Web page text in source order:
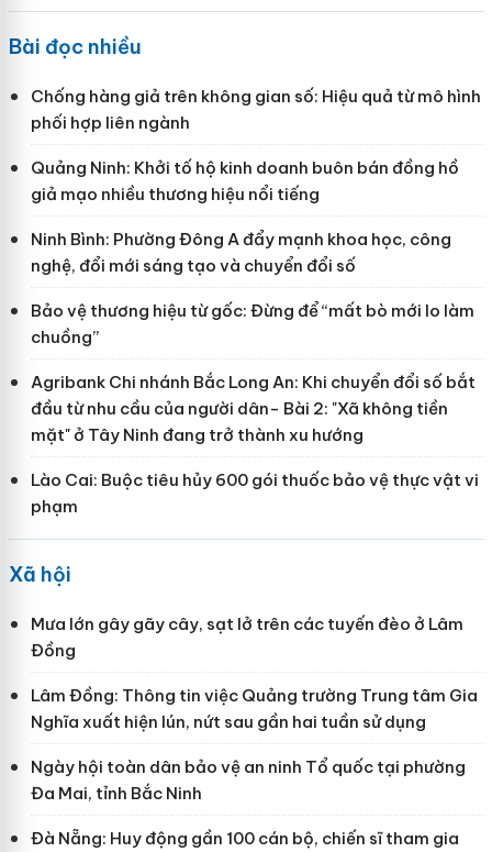
Bài đọc nhiều
Chống hàng giả trên không gian số: Hiệu quả từ mô hình
phối hợp liên ngành
Quảng Ninh: Khởi tố hộ kinh doanh buôn bán đồng hồ
giả mạo nhiều thương hiệu nổi tiếng
Ninh Bình: Phường Đông A đẩy mạnh khoa học, công
nghệ, đổi mới sáng tạo và chuyển đổi số
Bảo vệ thương hiệu từ gốc: Đừng để “mất bò mới lo làm
chuồng”
Agribank Chi nhánh Bắc Long An: Khi chuyển đổi số bắt
đầu từ nhu cầu của người dân- Bài 2: "Xã không tiền
mặt" ở Tây Ninh đang trở thành xu hướng
Lào Cai: Buộc tiêu hủy 600 gói thuốc bảo vệ thực vật vi
phạm
Xã hội
Mưa lớn gây gãy cây, sạt lở trên các tuyến đèo ở Lâm
Đồng
Lâm Đồng: Thông tin việc Quảng trường Trung tâm Gia
Nghĩa xuất hiện lún, nứt sau gần hai tuần sử dụng
Ngày hội toàn dân bảo vệ an ninh Tổ quốc tại phường
Đa Mai, tỉnh Bắc Ninh
Đà Nẵng: Huy động gần 100 cán bộ, chiến sĩ tham gia